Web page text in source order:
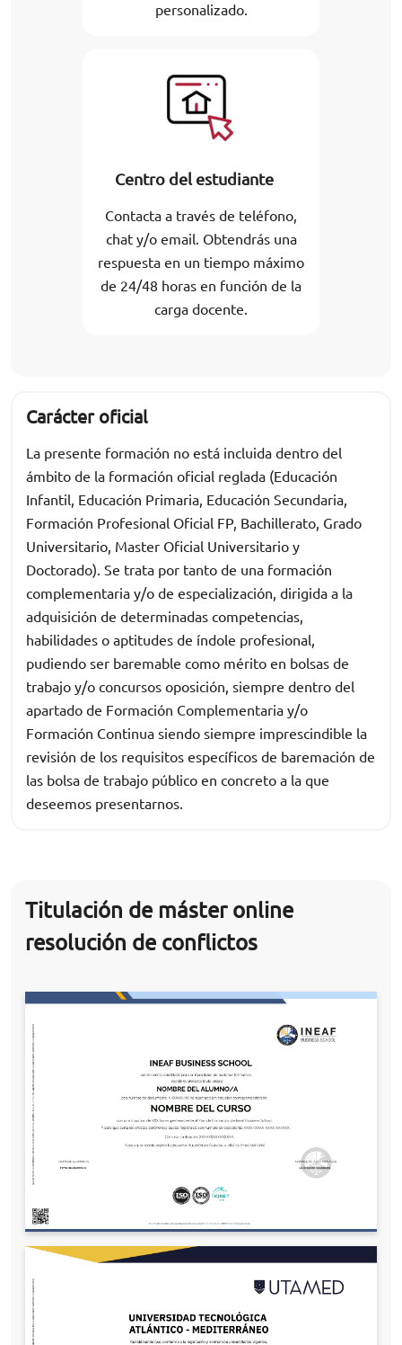
personalizado.
Centro del estudiante
Contacta a través de teléfono,
chat y/o email. Obtendrás una
respuesta en un tiempo máximo
de 24/48 horas en función de la
carga docente.
Carácter oficial
La presente formación no está incluida dentro del
ámbito de la formación oficial reglada (Educación
Infantil, Educación Primaria, Educación Secundaria,
Formación Profesional Oficial FP, Bachillerato, Grado
Universitario, Master Oficial Universitario y
Doctorado). Se trata por tanto de una formación
complementaria y/o de especialización, dirigida a la
adquisición de determinadas competencias,
habilidades o aptitudes de índole profesional,
pudiendo ser baremable como mérito en bolsas de
trabajo y/o concursos oposición, siempre dentro del
apartado de Formación Complementaria y/o
Formación Continua siendo siempre imprescindible la
revisión de los requisitos específicos de baremación de
las bolsa de trabajo público en concreto a la que
deseemos presentarnos.
Titulación de máster online
resolución de conflictos